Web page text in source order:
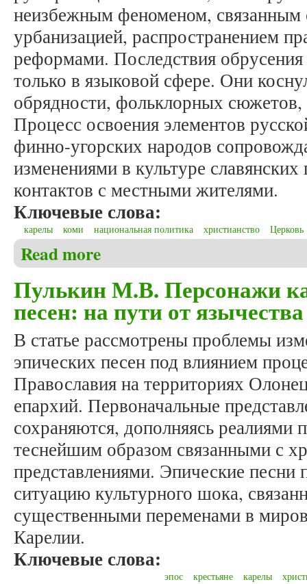
неизбежным феноменом, связанным
урбанизацией, распространением
реформами. Последствия
только в языковой сфере. Они
обрядности, фольклорных сюжетов,
Процесс освоения элементов
финно-угорских народов
изменениями в культуре славянских
контактов с местными жителями.
Ключевые слова:
карелы коми национальная политика христианство Церковь
Read more
Пулькин М.В. Персонажи
песен: на пути от
В статье рассмотрены проблемы
эпических песен под влиянием
Православия на территориях
епархий. Первоначальные
сохраняются, дополняясь реалиями
теснейшим образом связанными с
представлениями. Эпические песни
ситуацию культурного шока,
существенными переменами в
Карелии.
Ключевые слова:
эпос крестьяне карелы